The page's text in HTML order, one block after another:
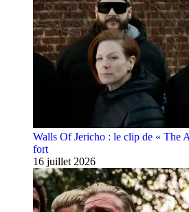
Walls Of Jericho : le clip de « The
fort
16 juillet 2026